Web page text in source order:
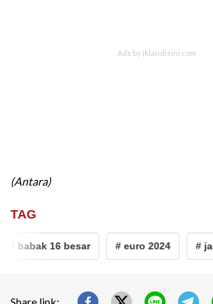
(Antara)
TAG
# babak 16 besar # euro 2024 #